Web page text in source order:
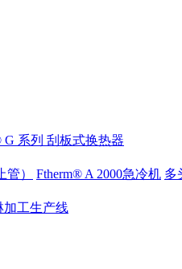
G 系列 刮板式换热器
） Ftherm® A 2000急冷机 多
加工生产线